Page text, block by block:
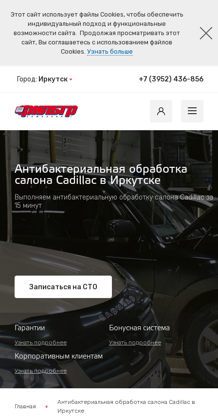
Этот сайт использует файлы Cookies, чтобы обеспечить
индивидуальный подход и функциональные
возможности сайта. Продолжая просматривать этот
сайт, Вы соглашаетесь с использованием файлов
Cookies. Узнать больше
Город: Иркутск +7 (3952) 436-856
Антибактериальная обработка
салона Cadillac в Иркутске
Выполняем антибактериальную обработку салона Cadillac за
15 минут
Записаться на СТО
Гарантии
Узнать подробнее
Бонусная система
Узнать подробнее
Корпоративным клиентам
Узнать подробнее
Главная
Антибактериальная обработка салона Cadillac в
Иркутске